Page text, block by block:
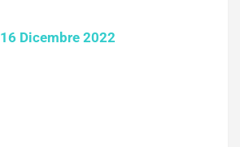
16 Dicembre 2022